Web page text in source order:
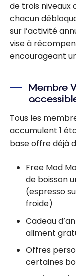
de trois niveaux
chacun
sur l’activité
vise à
encourageant
Membre
Tous les
accumulent 1
base offre déjà
Free Mod
de boisson
(espresso
froide)
Cadeau
aliment
Offres
certaines